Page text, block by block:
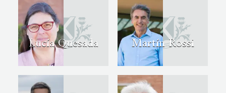
Lucía Quesada Martín Rossi